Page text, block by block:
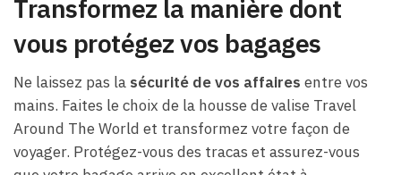
Transformez la manière dont
vous protégez vos bagages
Ne laissez pas la sécurité de vos affaires entre vos
mains. Faites le choix de la housse de valise Travel
Around The World et transformez votre façon de
voyager. Protégez-vous des tracas et assurez-vous